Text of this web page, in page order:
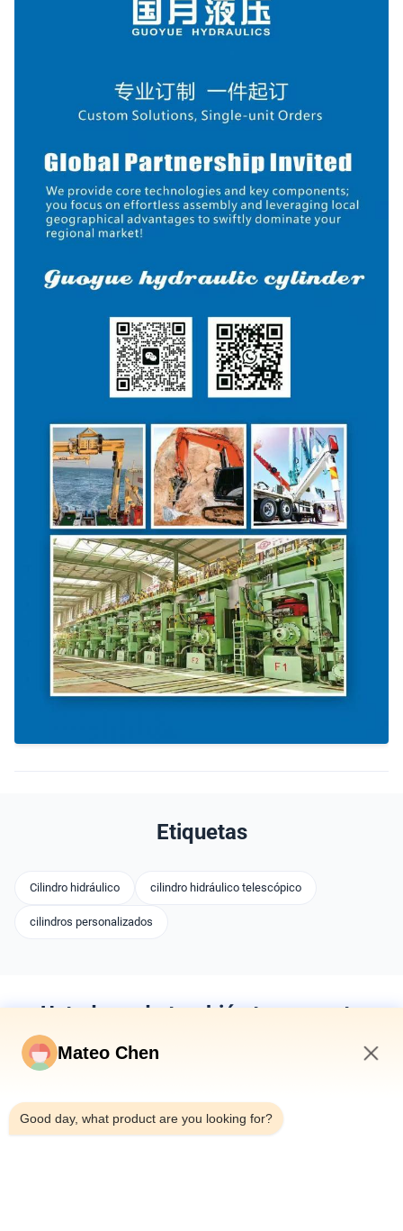
Etiquetas
Cilindro hidráulico cilindro hidráulico telescópico
cilindros personalizados
Usted puede también tener gusto
Mateo Chen
Good day, what product are you looking for?